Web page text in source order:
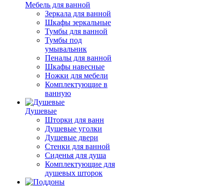
Мебель для ванной
Зеркала для ванной
Шкафы зеркальные
Тумбы для ванной
Тумбы под
умывальник
Пеналы для ванной
Шкафы навесные
Ножки для мебели
Комплектующие в
ванную
Душевые
Шторки для ванн
Душевые уголки
Душевые двери
Стенки для ванной
Сиденья для душа
Комплектующие для
душевых шторок